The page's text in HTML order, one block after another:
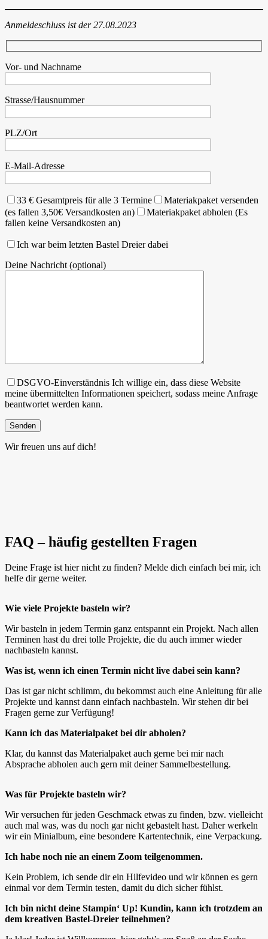
Anmeldeschluss ist der 27.08.2023
Vor- und Nachname
Strasse/Hausnummer
PLZ/Ort
E-Mail-Adresse
33 € Gesamtpreis für alle 3 Termine
Materiakpaket versenden
(es fallen 3,50€ Versandkosten an)
Materiakpaket abholen (Es
fallen keine Versandkosten an)
Ich war beim letzten Bastel Dreier dabei
Deine Nachricht (optional)
DSGVO-Einverständnis Ich willige ein, dass diese Website
meine übermittelten Informationen speichert, sodass meine Anfrage
beantwortet werden kann.
Wir freuen uns auf dich!
FAQ – häufig gestellten Fragen
Deine Frage ist hier nicht zu finden? Melde dich einfach bei mir, ich
helfe dir gerne weiter.
Wie viele Projekte basteln wir?
Wir basteln in jedem Termin ganz entspannt ein Projekt. Nach allen
Terminen hast du drei tolle Projekte, die du auch immer wieder
nachbasteln kannst.
Was ist, wenn ich einen Termin nicht live dabei sein kann?
Das ist gar nicht schlimm, du bekommst auch eine Anleitung für alle
Projekte und kannst dann einfach nachbasteln. Wir stehen dir bei
Fragen gerne zur Verfügung!
Kann ich das Materialpaket bei dir abholen?
Klar, du kannst das Materialpaket auch gerne bei mir nach
Absprache abholen auch gern mit deiner Sammelbestellung.
Was für Projekte basteln wir?
Wir versuchen für jeden Geschmack etwas zu finden, bzw. vielleicht
auch mal was, was du noch gar nicht gebastelt hast. Daher werkeln
wir ein Minialbum, eine besondere Kartentechnik, eine Verpackung.
Ich habe noch nie an einem Zoom teilgenommen.
Kein Problem, ich sende dir ein Hilfevideo und wir können es gern
einmal vor dem Termin testen, damit du dich sicher fühlst.
Ich bin nicht deine Stampin‘ Up! Kundin, kann ich trotzdem an
dem kreativen Bastel-Dreier teilnehmen?